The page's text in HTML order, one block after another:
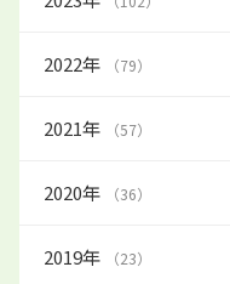
2022年 （79）
2021年 （57）
2020年 （36）
2019年 （23）